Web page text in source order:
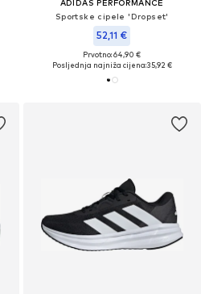
ADIDAS PERFORMANCE
Sportske cipele 'Dropset'
52,11 €
Prvotno: 64,90 €
Posljednja najniža cijena:35,92 €